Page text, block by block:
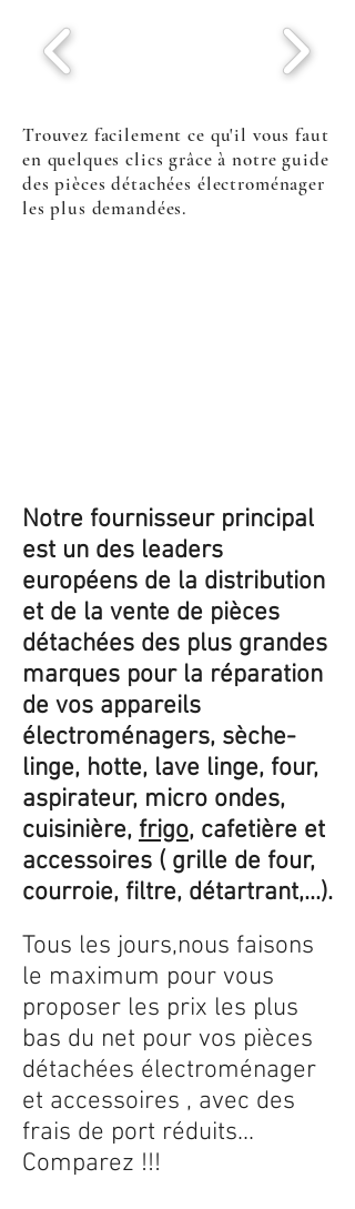
Trouvez facilement ce qu'il vous faut
en quelques clics grâce à notre guide
des pièces détachées électroménager
les plus demandées.
Notre fournisseur principal
est un des leaders
européens de la distribution
et de la vente de pièces
détachées des plus grandes
marques pour la réparation
de vos appareils
électroménagers, sèche-
linge, hotte, lave linge, four,
aspirateur, micro ondes,
cuisinière, frigo, cafetière et
accessoires ( grille de four,
courroie, filtre, détartrant,...).
Tous les jours,nous faisons
le maximum pour vous
proposer les prix les plus
bas du net pour vos pièces
détachées électroménager
et accessoires , avec des
frais de port réduits...
Comparez !!!